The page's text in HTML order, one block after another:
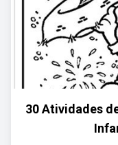
30 Atividades